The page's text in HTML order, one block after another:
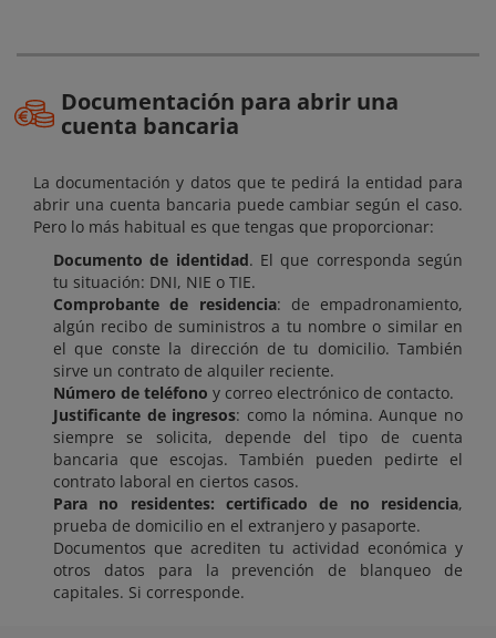
Documentación para abrir una
cuenta bancaria
La documentación y datos que te pedirá la entidad para
abrir una cuenta bancaria puede cambiar según el caso.
Pero lo más habitual es que tengas que proporcionar:
Documento de identidad. El que corresponda según
tu situación: DNI, NIE o TIE.
Comprobante de residencia: de empadronamiento,
algún recibo de suministros a tu nombre o similar en
el que conste la dirección de tu domicilio. También
sirve un contrato de alquiler reciente.
Número de teléfono y correo electrónico de contacto.
Justificante de ingresos: como la nómina. Aunque no
siempre se solicita, depende del tipo de cuenta
bancaria que escojas. También pueden pedirte el
contrato laboral en ciertos casos.
Para no residentes: certificado de no residencia,
prueba de domicilio en el extranjero y pasaporte.
Documentos que acrediten tu actividad económica y
otros datos para la prevención de blanqueo de
capitales. Si corresponde.